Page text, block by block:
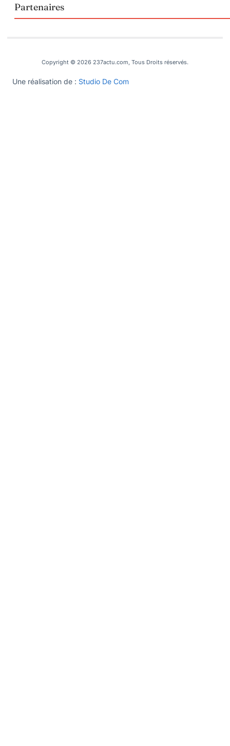
Partenaires
Copyright © 2026 237actu.com, Tous Droits réservés.
Une réalisation de : Studio De Com